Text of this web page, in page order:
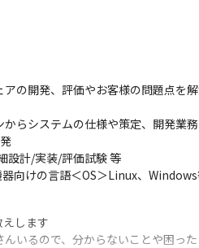
の開発、評価やお客様の問題点を
らシステムの仕様や策定、開発業
設計/実装/評価試験 等
向けの言語＜OS＞Linux、
します
いるので、分からないことや困っ